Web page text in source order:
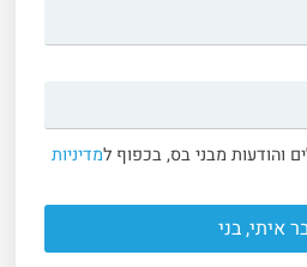
והודעות מבני בס, בכפוף למדיניות
איתי, בני